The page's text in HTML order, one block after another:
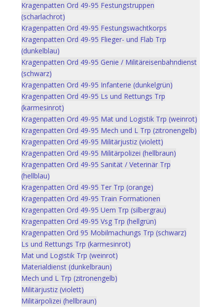
Kragenpatten Ord 49-95 Festungstruppen
(scharlachrot)
Kragenpatten Ord 49-95 Festungswachtkorps
Kragenpatten Ord 49-95 Flieger- und Flab Trp
(dunkelblau)
Kragenpatten Ord 49-95 Genie / Militäreisenbahndienst
(schwarz)
Kragenpatten Ord 49-95 Infanterie (dunkelgrün)
Kragenpatten Ord 49-95 Ls und Rettungs Trp
(karmesinrot)
Kragenpatten Ord 49-95 Mat und Logistik Trp (weinrot)
Kragenpatten Ord 49-95 Mech und L Trp (zitronengelb)
Kragenpatten Ord 49-95 Militärjustiz (violett)
Kragenpatten Ord 49-95 Militärpolizei (hellbraun)
Kragenpatten Ord 49-95 Sanität / Veterinär Trp
(hellblau)
Kragenpatten Ord 49-95 Ter Trp (orange)
Kragenpatten Ord 49-95 Train Formationen
Kragenpatten Ord 49-95 Uem Trp (silbergrau)
Kragenpatten Ord 49-95 Vsg Trp (hellgrün)
Kragenpatten Ord 95 Mobilmachungs Trp (schwarz)
Ls und Rettungs Trp (karmesinrot)
Mat und Logistik Trp (weinrot)
Materialdienst (dunkelbraun)
Mech und L Trp (zitronengelb)
Militärjustiz (violett)
Militärpolizei (hellbraun)